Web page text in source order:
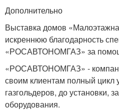
Дополнительно
Выставка домов
искреннюю благодарность
«РОСАВТОНОМГАЗ» за
«РОСАВТОНОМГАЗ» -
своим клиентам полный цикл
газгольдеров, до установки,
оборудования.